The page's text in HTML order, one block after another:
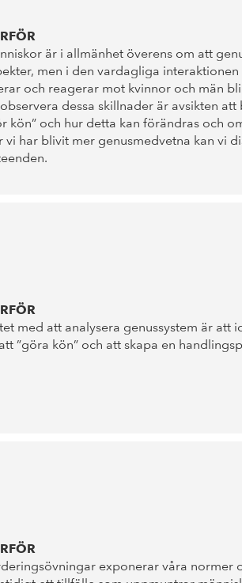
är i allmänhet överens om att
men i den vardagliga
och reagerar mot kvinnor och män
dessa skillnader är avsikten
kön” och hur detta kan förändras och
vi har blivit mer genusmedvetna kan vi
med att analysera genussystem är att
”göra kön” och att skapa en
exponerar våra normer